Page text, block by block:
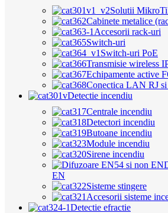
Solutii
Cabinete metalice
Accesorii rack-uri
Switch-uri
Switch-uri PoE
Transmisie wireless
Echipamente active
Conectica LAN RJ
Detectie incendiu
Centrale incendiu
Detectori incendiu
Butoane incendiu
Module incendiu
Sirene incendiu
EN
Sisteme stingere
Accesorii sisteme
Detectie efractie